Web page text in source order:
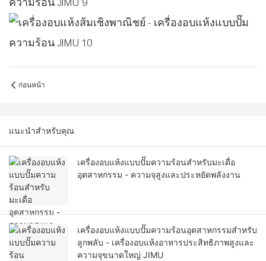
ก่อนหน้า
แนะนำสำหรับคุณ
เครื่องอบแห้งแบบปั๊มความร้อนสำหรับมะเดื่อ
อุตสาหกรรม - ความจุสูงและประหยัดพลังงาน
เครื่องอบแห้งแบบปั๊มความร้อนอุตสาหกรรมสำหรับ
ลูกพลับ - เครื่องอบแห้งอาหารประสิทธิภาพสูงและ
ความจุขนาดใหญ่ JIMU